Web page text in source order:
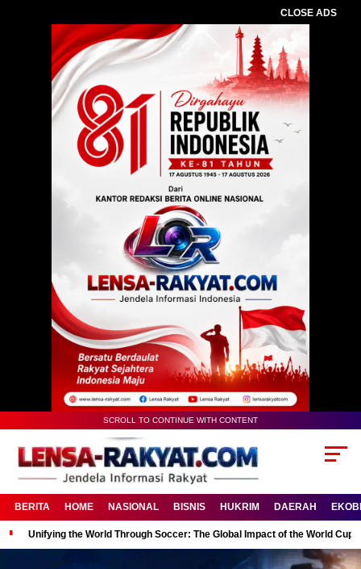
CLOSE ADS
SCROLL TO CONTINUE WITH CONTENT
BERITA HOME NASIONAL BISNIS HUKRIM DAERAH
Unifying the World Through Soccer: The Global Impact of the World Cup